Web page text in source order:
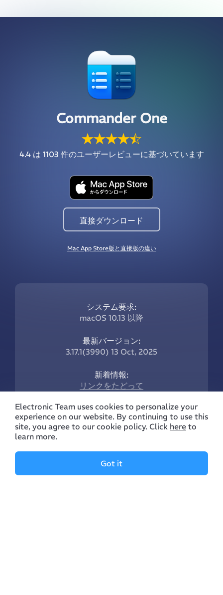
Commander One
4.4は 1103 件のユーザーレビューに基づいています
直接ダウンロード
Mac App Store版と直接版の違い
システム要求:
macOS 10.13 以降
最新バージョン:
3.17.1(3990) 13 Oct, 2025
新着情報:
リンクをたどって
Features
Electronic Team uses cookies to personalize your
experience on our website. By continuing to use this
site, you agree to our cookie policy. Click here to
learn more.
Got it